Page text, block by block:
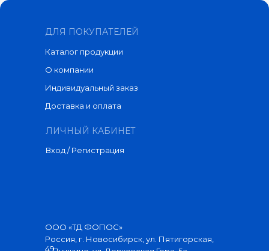
ДЛЯ ПОКУПАТЕЛЕЙ
Каталог продукции
Доставка и оплата
ЛИЧНЫЙ КАБИНЕТ
Вход / Регистрация
О компании
Индивидуальный заказ
Россия, г. Новосибирск, ул. Пятигорская,
49
ООО «ТД ФОПОС»